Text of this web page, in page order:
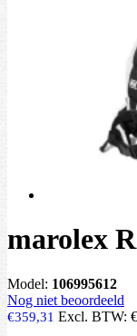
marolex
Model: 106995612
Nog niet beoordeeld
€359,31 Excl. BTW: